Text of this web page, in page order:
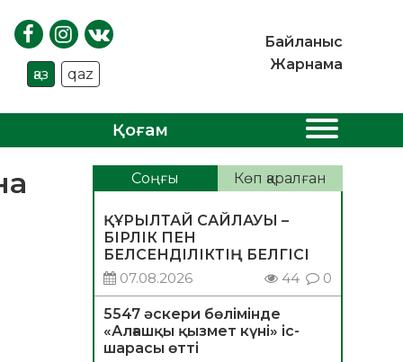
қаз qaz
Байланыс
Жарнама
Қоғам
Соңғы Көп қаралған
ҚҰРЫЛТАЙ САЙЛАУЫ –
БІРЛІК ПЕН
БЕЛСЕНДІЛІКТІҢ БЕЛГІСІ
07.08.2026
44 0
5547 әскери бөлімінде
«Алғашқы қызмет күні» іс-
шарасы өтті